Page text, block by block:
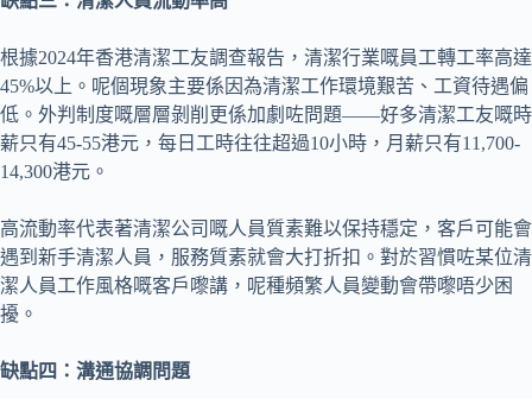
根據2024年香港清潔工友調查報告，清潔行業嘅員工轉工率高達
45%以上。呢個現象主要係因為清潔工作環境艱苦、工資待遇偏
低。外判制度嘅層層剝削更係加劇咗問題——好多清潔工友嘅時
薪只有45-55港元，每日工時往往超過10小時，月薪只有11,700-
14,300港元。
高流動率代表著清潔公司嘅人員質素難以保持穩定，客戶可能會
遇到新手清潔人員，服務質素就會大打折扣。對於習慣咗某位清
潔人員工作風格嘅客戶嚟講，呢種頻繁人員變動會帶嚟唔少困
擾。
缺點四：溝通協調問題